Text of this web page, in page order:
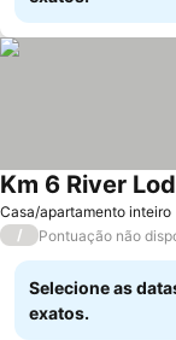
Casa/apartamento inteiro
Km 6 River
/ Pontuação não
Selecione as
exatos.